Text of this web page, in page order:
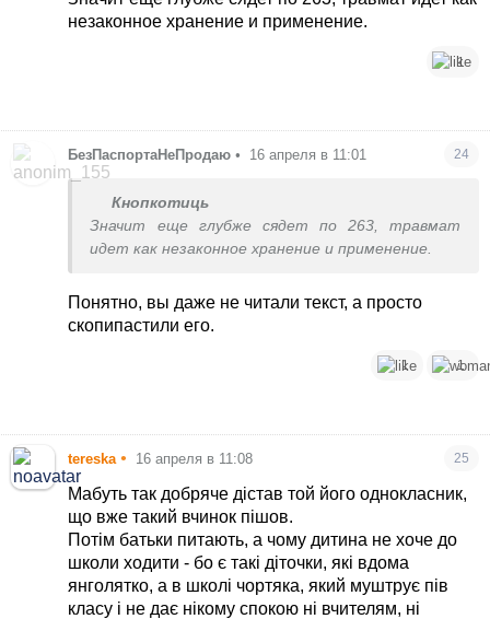
незаконное хранение и применение.
1
БезПаспортаНеПродаю • 16 апреля в 11:01 24
Кнопкотиць
Значит еще глубже сядет по 263, травмат
идет как незаконное хранение и применение.
Понятно, вы даже не читали текст, а просто
скопипастили его.
1 1
tereska • 16 апреля в 11:08 25
Мабуть так добряче дістав той його однокласник,
що вже такий вчинок пішов.
Потім батьки питають, а чому дитина не хоче до
школи ходити - бо є такі діточки, які вдома
янголятко, а в школі чортяка, який муштрує пів
класу і не дає нікому спокою ні вчителям, ні